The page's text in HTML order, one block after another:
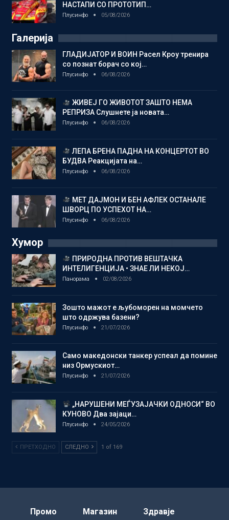
НАСТАПИ СО ПРОТОТИП…
Плусинфо 05/08/2026
Галерија
ГЛАДИЈАТОР И ВОИН Расел Кроу тренира
со познат борач со кој…
Плусинфо 06/08/2026
ЖИВЕЈ ГО ЖИВОТОТ ЗАШТО НЕМА
РЕПРИЗА Слушнете ја новата…
Плусинфо 06/08/2026
ЛЕПА БРЕНА ПАДНА НА КОНЦЕРТОТ ВО
БУДВА Реакцијата на…
Плусинфо 06/08/2026
МЕТ ДАЈМОН И БЕН АФЛЕК ОСТАНАЛЕ
ШВОРЦ ПО УСПЕХОТ НА…
Плусинфо 06/08/2026
Хумор
ПРИРОДНА ПРОТИВ ВЕШТАЧКА
ИНТЕЛИГЕНЦИЈА • ЗНАЕ ЛИ НЕКОЈ…
Панорама 02/08/2026
Зошто мажот е љубоморен на момчето
што одржува базени?
Плусинфо 21/07/2026
Само македонски танкер успеал да помине
низ Ормускиот…
Плусинфо 21/07/2026
„НАРУШЕНИ МЕЃУЗАЈАЧКИ ОДНОСИ“ ВО
КУНОВО Два зајаци…
Плусинфо 24/05/2026
ПРЕТХОДНО СЛЕДНО 1 of 169
Промо Магазин Здравје